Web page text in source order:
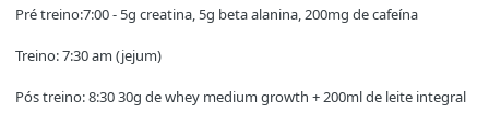
Pré treino:7:00 - 5g creatina, 5g beta alanina, 200mg de cafeína
Treino: 7:30 am (jejum)
Pós treino: 8:30 30g de whey medium growth + 200ml de leite integral